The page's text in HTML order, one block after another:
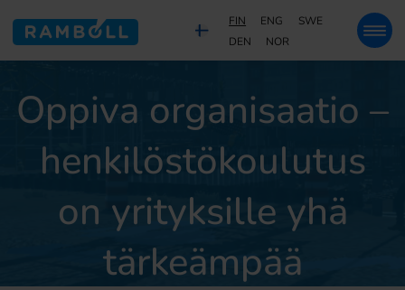
FIN ENG
SWE
DEN
NOR
Oppiva organisaatio –
henkilöstökoulutus
on yrityksille yhä
tärkeämpää